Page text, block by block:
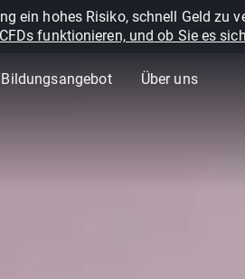
ein hohes Risiko, schnell Geld zu
funktionieren, und ob Sie es
Bildungsangebot Über uns